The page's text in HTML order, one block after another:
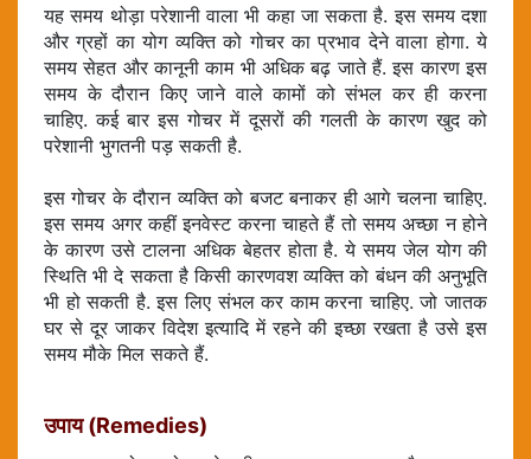
यह समय थोड़ा परेशानी वाला भी कहा जा सकता है. इस समय दशा
और ग्रहों का योग व्यक्ति को गोचर का प्रभाव देने वाला होगा. ये
समय सेहत और कानूनी काम भी अधिक बढ़ जाते हैं. इस कारण इस
समय के दौरान किए जाने वाले कामों को संभल कर ही करना
चाहिए. कई बार इस गोचर में दूसरों की गलती के कारण खुद को
परेशानी भुगतनी पड़ सकती है.
इस गोचर के दौरान व्यक्ति को बजट बनाकर ही आगे चलना चाहिए.
इस समय अगर कहीं इनवेस्ट करना चाहते हैं तो समय अच्छा न होने
के कारण उसे टालना अधिक बेहतर होता है. ये समय जेल योग की
स्थिति भी दे सकता है किसी कारणवश व्यक्ति को बंधन की अनुभूति
भी हो सकती है. इस लिए संभल कर काम करना चाहिए. जो जातक
घर से दूर जाकर विदेश इत्यादि में रहने की इच्छा रखता है उसे इस
समय मौके मिल सकते हैं.
उपाय (Remedies)